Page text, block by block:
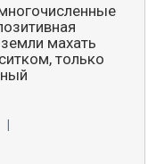
махать
только
|